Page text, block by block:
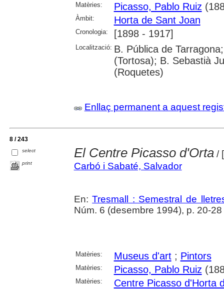
Matèries:
Picasso, Pablo Ruiz
Àmbit: Horta de Sant Joan
Cronologia: [1898 - 1917]
Localització: B. Pública de
(Tortosa); B. Sebastià
(Roquetes)
Enllaç permanent a aquest
8 / 243
select
print
El Centre Picasso d'Orta/
Carbó i Sabaté, Salvador
En:Tresmall : Semestral de
Núm. 6 (desembre 1994), p. 20-28
Matèries: Museus d'art; Pintors
Matèries: Picasso, Pablo Ruiz
Matèries: Centre Picasso d'Horta